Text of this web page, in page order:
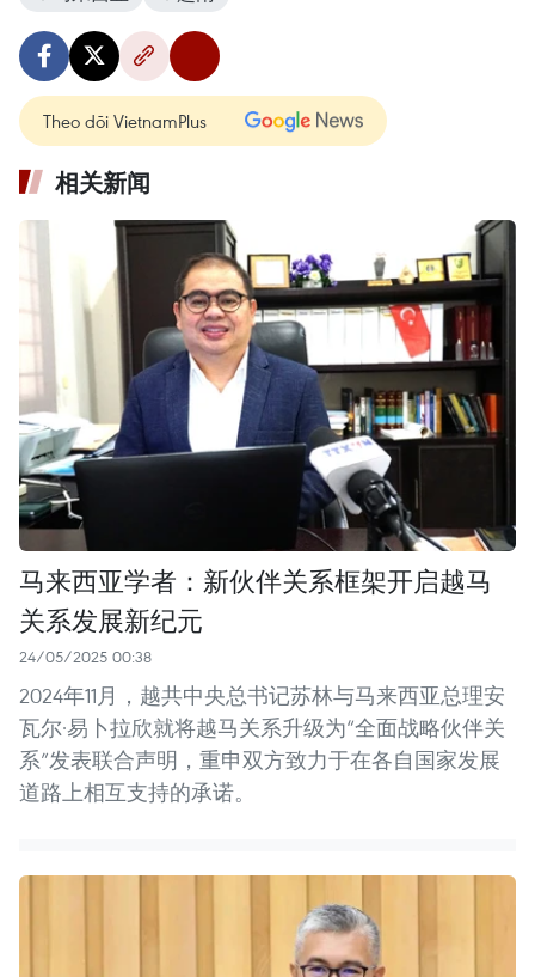
Theo dõi VietnamPlus
相关新闻
马来西亚学者：新伙伴关系框架开启越马
关系发展新纪元
24/05/2025 00:38
2024年11月，越共中央总书记苏林与马来西亚总理安
瓦尔·易卜拉欣就将越马关系升级为“全面战略伙伴关
系”发表联合声明，重申双方致力于在各自国家发展
道路上相互支持的承诺。